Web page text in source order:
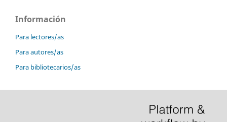
Información
Para lectores/as
Para autores/as
Para bibliotecarios/as